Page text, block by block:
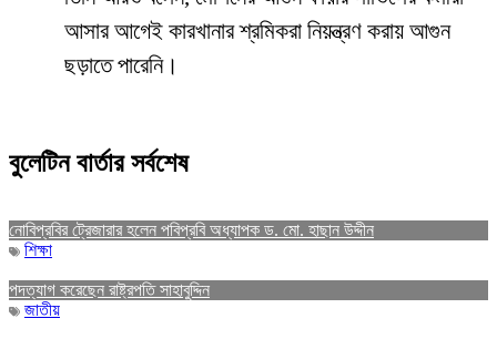
আসার আগেই কারখানার শ্রমিকরা নিয়ন্ত্রণ করায় আগুন
ছড়াতে পারেনি।
বুলেটিন বার্তার সর্বশেষ
নোবিপ্রবির ট্রেজারার হলেন পবিপ্রবি অধ্যাপক ড. মো. হাছান উদ্দীন
শিক্ষা
পদত্যাগ করেছেন রাষ্ট্রপতি সাহাবুদ্দিন
জাতীয়